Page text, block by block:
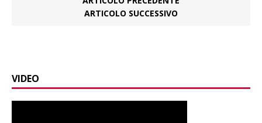
ARTICOLO SUCCESSIVO
VIDEO